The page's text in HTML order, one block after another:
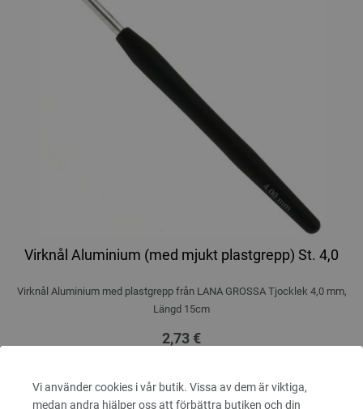
Vi använder cookies i vår butik. Vissa av dem är viktiga,
medan andra hjälper oss att förbättra butiken och din
Virknål Aluminium (med mjukt plastgrepp) St. 4,0
Virknål Aluminium med plastgrepp från LANA GROSSA Tjocklek 4,0 mm,
Längd 15cm
2,73 €
ANTAL